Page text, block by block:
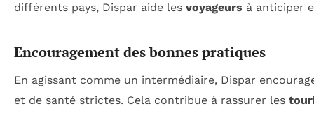
différents pays, Dispar aide les voyageurs à anticiper
Encouragement des bonnes pratiques
En agissant comme un intermédiaire, Dispar
et de santé strictes. Cela contribue à rassurer les